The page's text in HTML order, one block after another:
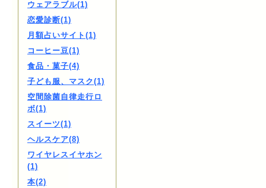
ウェアラブル(1)
恋愛診断(1)
月額占いサイト(1)
コーヒー豆(1)
食品・菓子(4)
子ども服、マスク(1)
空間除菌自律走行ロ
ボ(1)
スイーツ(1)
ヘルスケア(8)
ワイヤレスイヤホン
(1)
本(2)